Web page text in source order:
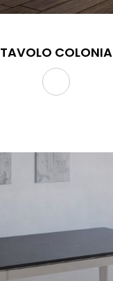
TAVOLO COLONIA